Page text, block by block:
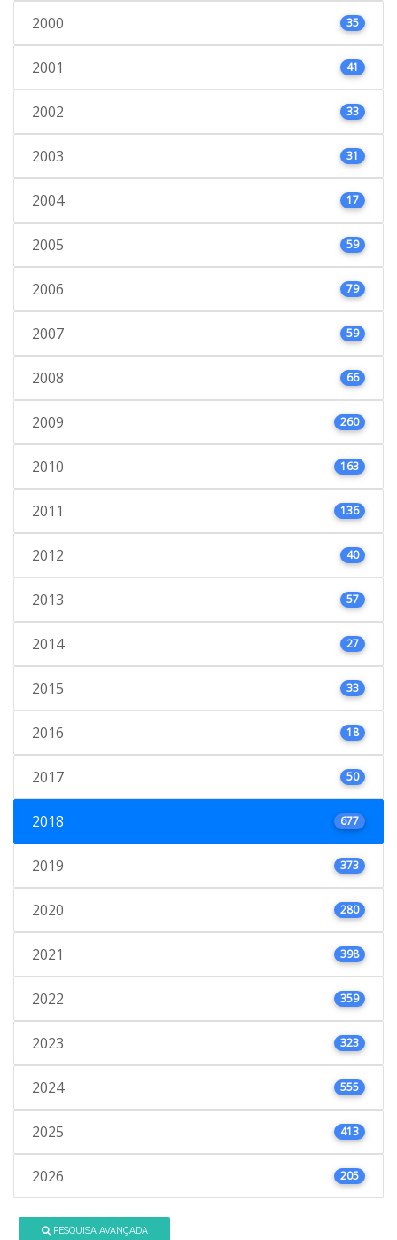
2000 35
2001 41
2002 33
2003 31
2004 17
2005 59
2006 79
2007 59
2008 66
2009 260
2010 163
2011 136
2012 40
2013 57
2014 27
2015 33
2016 18
2017 50
2018 677
2019 373
2020 280
2021 398
2022 359
2023 323
2024 555
2025 413
2026 205
PESQUISA AVANÇADA